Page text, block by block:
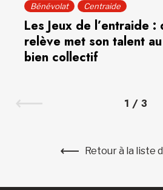
Bénévolat Centraide
Les Jeux de l’entraide :
relève met son talent
bien collectif
1 / 3
Retour à la liste